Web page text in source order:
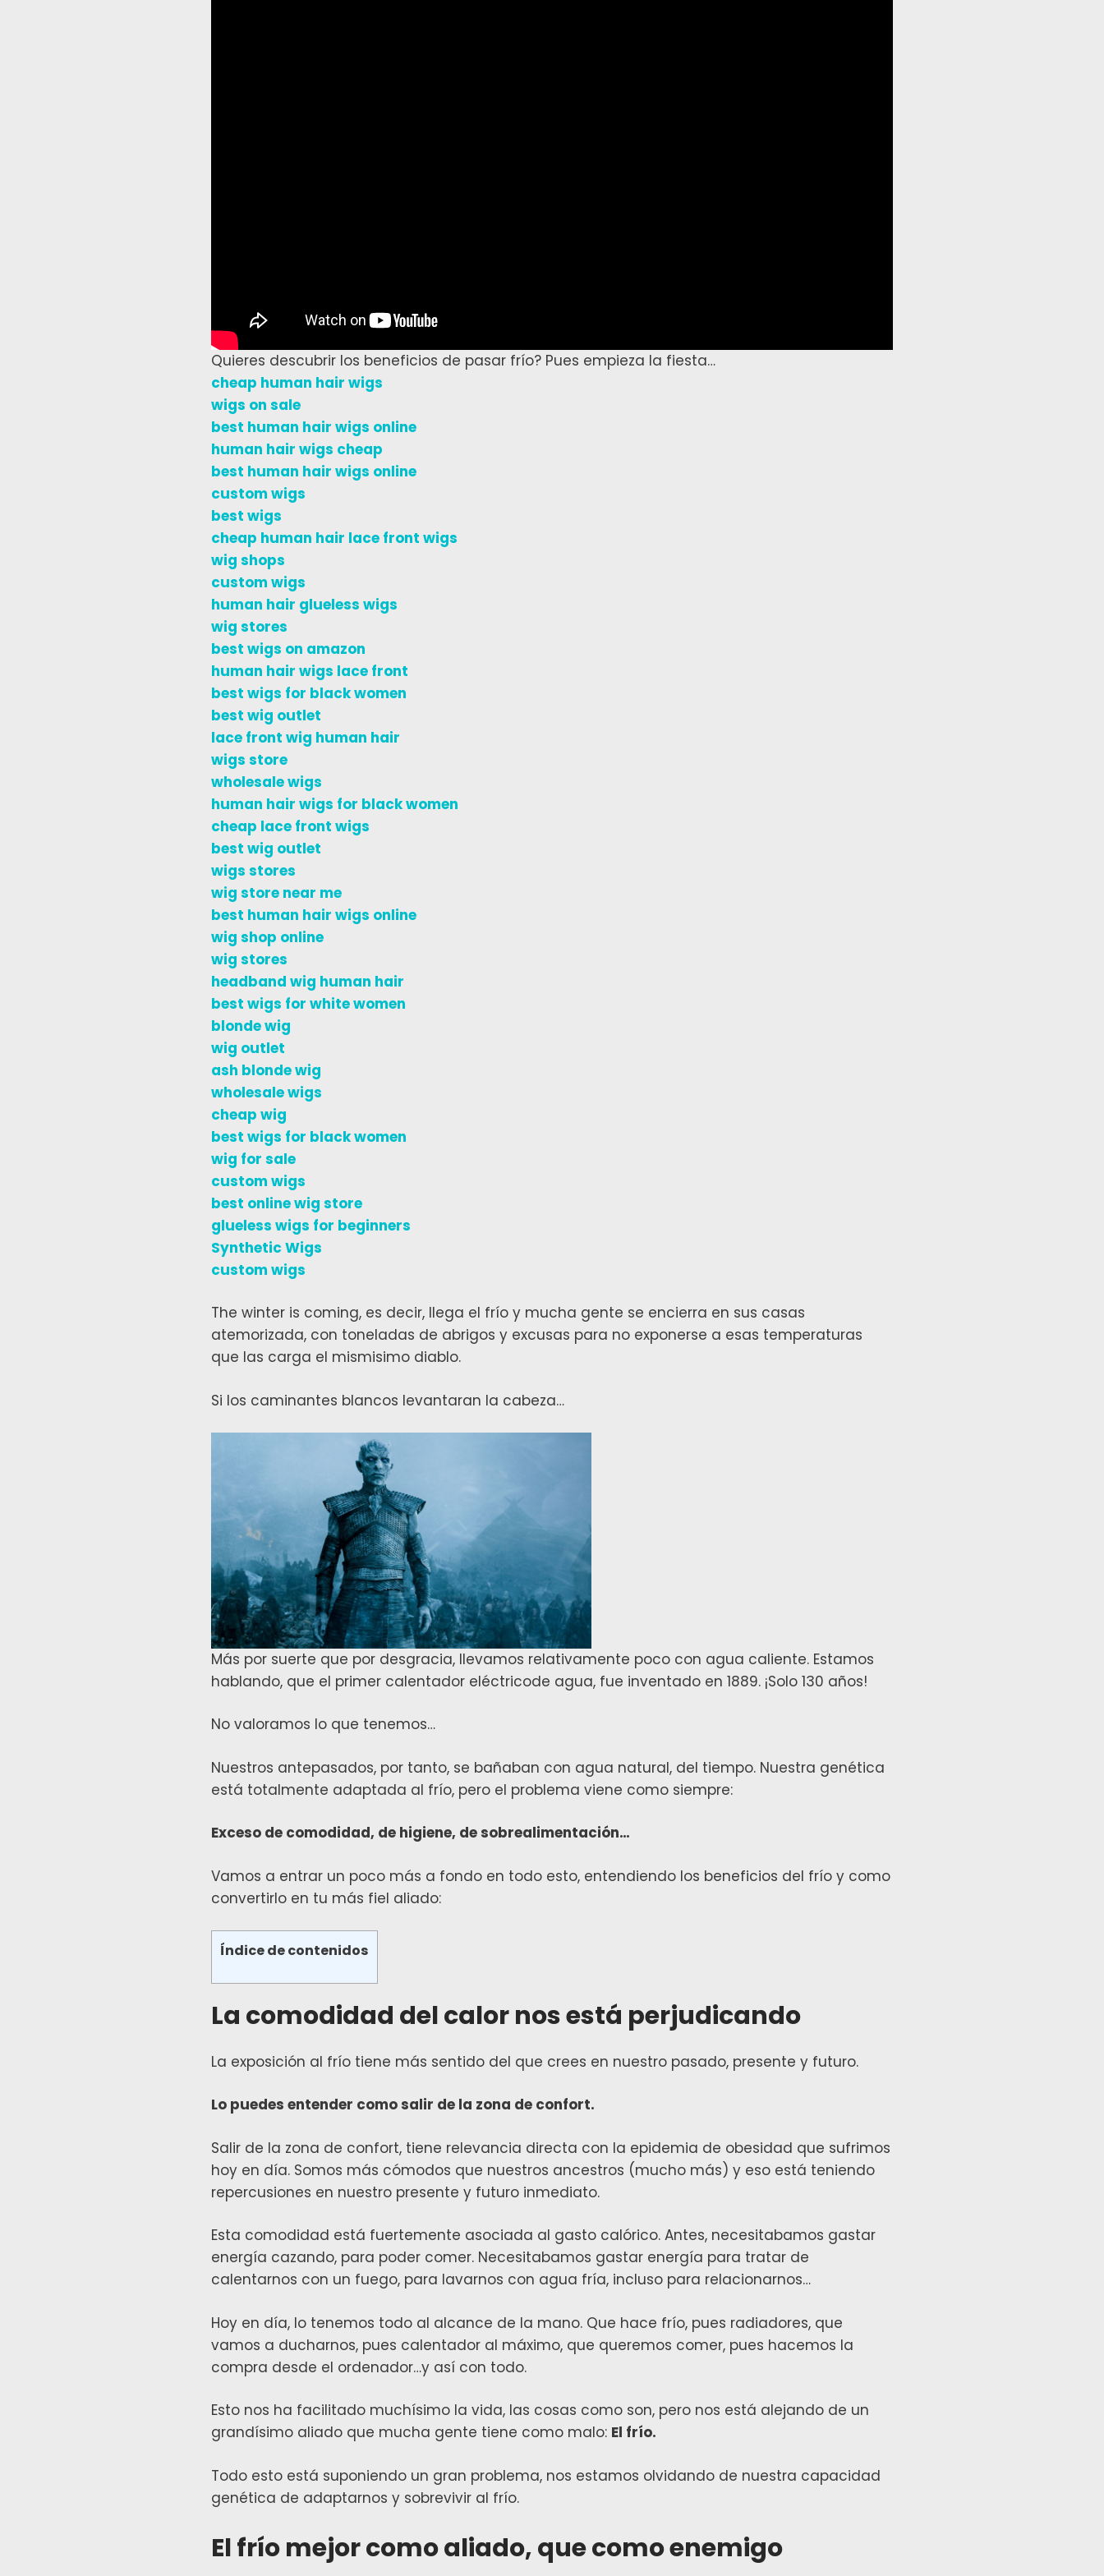
Quieres descubrir los beneficios de pasar frío? Pues empieza la fiesta…
cheap human hair wigs
wigs on sale
best human hair wigs online
human hair wigs cheap
best human hair wigs online
custom wigs
best wigs
cheap human hair lace front wigs
wig shops
custom wigs
human hair glueless wigs
wig stores
best wigs on amazon
human hair wigs lace front
best wigs for black women
best wig outlet
lace front wig human hair
wigs store
wholesale wigs
human hair wigs for black women
cheap lace front wigs
best wig outlet
wigs stores
wig store near me
best human hair wigs online
wig shop online
wig stores
headband wig human hair
best wigs for white women
blonde wig
wig outlet
ash blonde wig
wholesale wigs
cheap wig
best wigs for black women
wig for sale
custom wigs
best online wig store
glueless wigs for beginners
Synthetic Wigs
custom wigs
The winter is coming, es decir, llega el frío y mucha gente se encierra en sus casas
atemorizada, con toneladas de abrigos y excusas para no exponerse a esas temperaturas
que las carga el mismisimo diablo.
Si los caminantes blancos levantaran la cabeza…
Más por suerte que por desgracia, llevamos relativamente poco con agua caliente. Estamos
hablando, que el primer calentador eléctricode agua, fue inventado en 1889. ¡Solo 130 años!
No valoramos lo que tenemos…
Nuestros antepasados, por tanto, se bañaban con agua natural, del tiempo. Nuestra genética
está totalmente adaptada al frío, pero el problema viene como siempre:
Exceso de comodidad, de higiene, de sobrealimentación…
Vamos a entrar un poco más a fondo en todo esto, entendiendo los beneficios del frío y como
convertirlo en tu más fiel aliado:
Índice de contenidos
La comodidad del calor nos está perjudicando
La exposición al frío tiene más sentido del que crees en nuestro pasado, presente y futuro.
Lo puedes entender como salir de la zona de confort.
Salir de la zona de confort, tiene relevancia directa con la epidemia de obesidad que sufrimos
hoy en día. Somos más cómodos que nuestros ancestros (mucho más) y eso está teniendo
repercusiones en nuestro presente y futuro inmediato.
Esta comodidad está fuertemente asociada al gasto calórico. Antes, necesitabamos gastar
energía cazando, para poder comer. Necesitabamos gastar energía para tratar de
calentarnos con un fuego, para lavarnos con agua fría, incluso para relacionarnos…
Hoy en día, lo tenemos todo al alcance de la mano. Que hace frío, pues radiadores, que
vamos a ducharnos, pues calentador al máximo, que queremos comer, pues hacemos la
compra desde el ordenador…y así con todo.
Esto nos ha facilitado muchísimo la vida, las cosas como son, pero nos está alejando de un
grandísimo aliado que mucha gente tiene como malo: El frío.
Todo esto está suponiendo un gran problema, nos estamos olvidando de nuestra capacidad
genética de adaptarnos y sobrevivir al frío.
El frío mejor como aliado, que como enemigo